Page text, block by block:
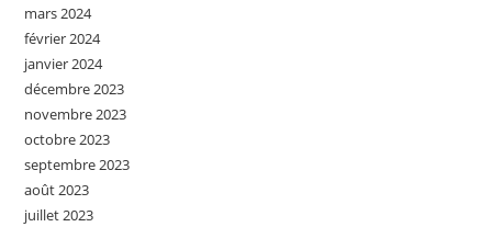
mars 2024
février 2024
janvier 2024
décembre 2023
novembre 2023
octobre 2023
septembre 2023
août 2023
juillet 2023